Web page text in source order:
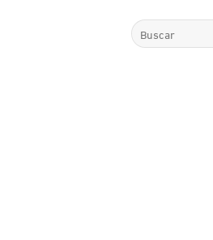
Buscar
por: